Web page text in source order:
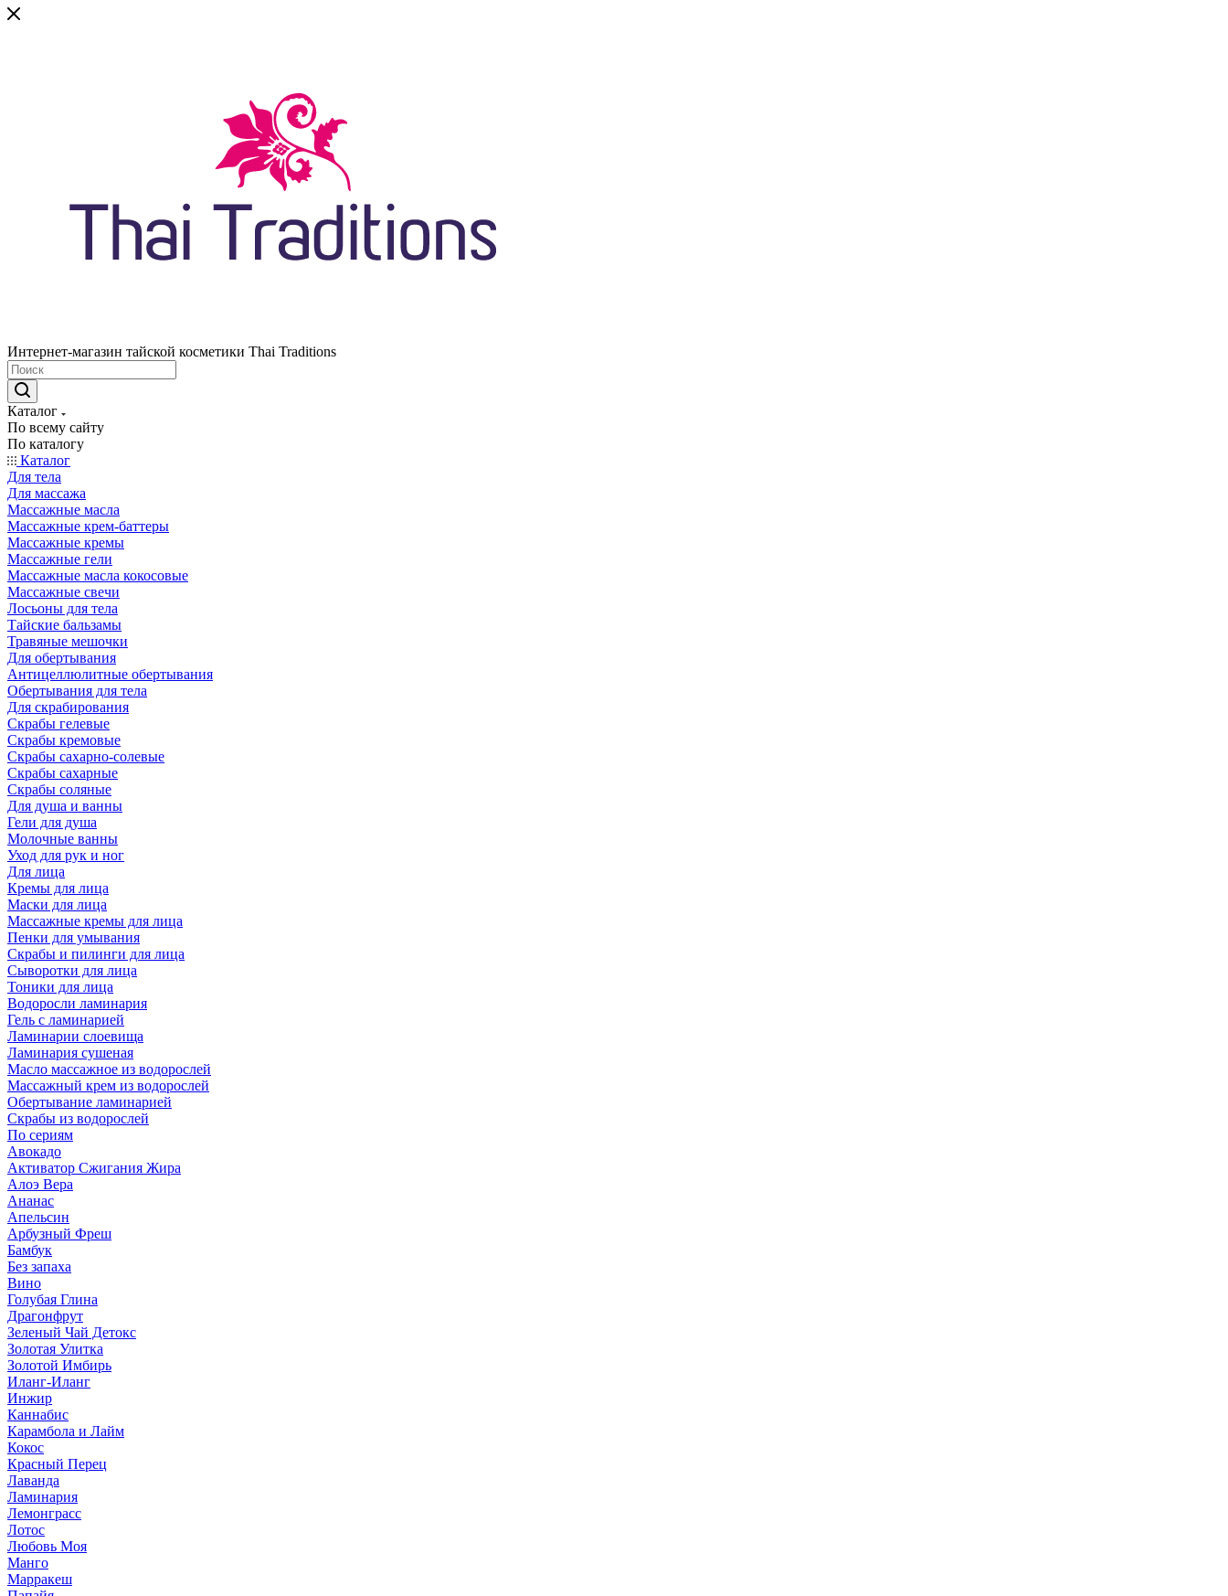
Интернет-магазин тайской косметики Thai Traditions
Каталог
По всему сайту
По каталогу
Каталог
Для тела
Для массажа
Массажные масла
Массажные крем-баттеры
Массажные кремы
Массажные гели
Массажные масла кокосовые
Массажные свечи
Лосьоны для тела
Тайские бальзамы
Травяные мешочки
Для обертывания
Антицеллюлитные обертывания
Обертывания для тела
Для скрабирования
Скрабы гелевые
Скрабы кремовые
Скрабы сахарно-солевые
Скрабы сахарные
Скрабы соляные
Для душа и ванны
Гели для душа
Молочные ванны
Уход для рук и ног
Для лица
Кремы для лица
Маски для лица
Массажные кремы для лица
Пенки для умывания
Скрабы и пилинги для лица
Сыворотки для лица
Тоники для лица
Водоросли ламинария
Гель с ламинарией
Ламинарии слоевища
Ламинария сушеная
Масло массажное из водорослей
Массажный крем из водорослей
Обертывание ламинарией
Скрабы из водорослей
По сериям
Авокадо
Активатор Сжигания Жира
Алоэ Вера
Ананас
Апельсин
Арбузный Фреш
Бамбук
Без запаха
Вино
Голубая Глина
Драгонфрут
Зеленый Чай Детокс
Золотая Улитка
Золотой Имбирь
Иланг-Иланг
Инжир
Каннабис
Карамбола и Лайм
Кокос
Красный Перец
Лаванда
Ламинария
Лемонграсс
Лотос
Любовь Моя
Манго
Марракеш